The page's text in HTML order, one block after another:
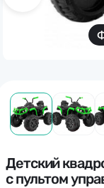
Детский
с пультом
WhatsApp/